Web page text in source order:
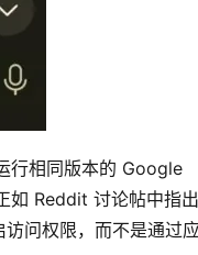
行相同版本的 Google
如 Reddit 讨论帖中指出
问权限，而不是通过